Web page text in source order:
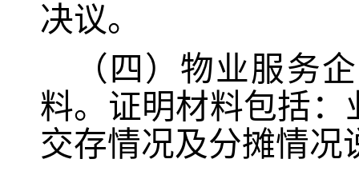
决议。
（四） 物业服务
料。证明材料包括
交存情况及分摊情况